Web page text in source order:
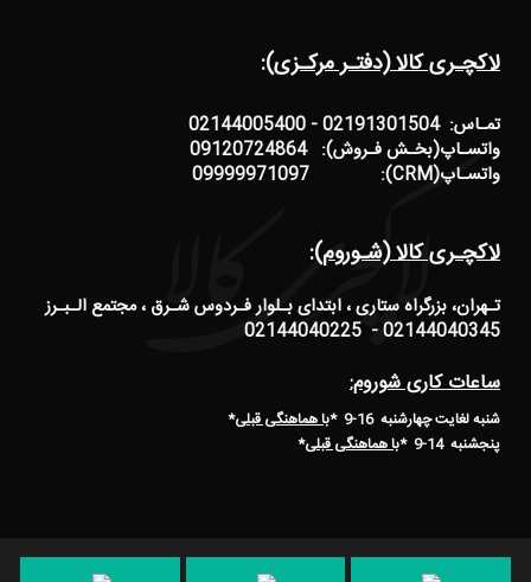
لاکچـری کالا (دفتـر مرکـزی):
تمـاس: 02191301504 - 02144005400
واتسـاپ(بخـش فـروش): 09120724864
واتسـاپ(CRM): 09999971097
لاکچـری کالا (شـوروم):
تـهران، بزرگراه ستاری ، ابتدای بـلوار فـردوس شـرق ، مجتمع الـبـرز
02144040345 - 02144040225
ساعات کاری شوروم:
شنبه لغایت چهارشنبه 16-9 * با هماهنگی قبلی*
پنجشنبه 14-9
*با هماهنگی قبلی*